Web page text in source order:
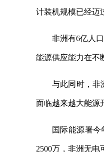
计装机规模已经迈
非洲有6亿人
能源供应能力在不
与此同时，非
面临越来越大能源
国际能源署今
2500万，非洲无